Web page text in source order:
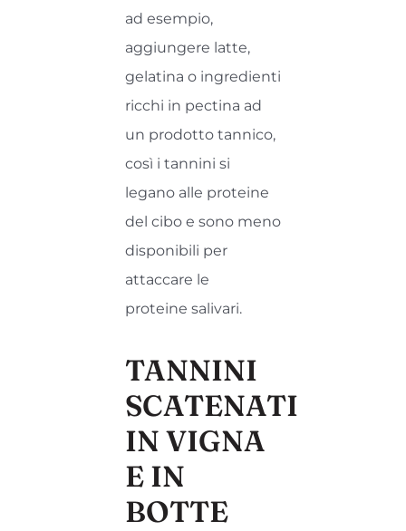
ad esempio,
aggiungere latte,
gelatina o ingredienti
ricchi in pectina ad
un prodotto tannico,
così i tannini si
legano alle proteine
del cibo e sono meno
disponibili per
attaccare le
proteine salivari.
TANNINI
SCATENATI
IN VIGNA
E IN
BOTTE